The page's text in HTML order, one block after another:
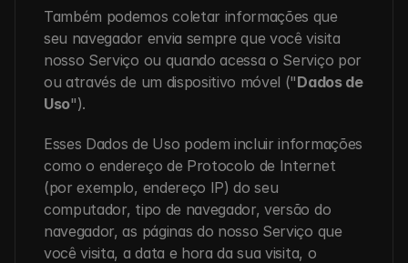
Também podemos coletar informações que
seu navegador envia sempre que você visita
nosso Serviço ou quando acessa o Serviço por
ou através de um dispositivo móvel ("Dados de
Uso").
Esses Dados de Uso podem incluir informações
como o endereço de Protocolo de Internet
(por exemplo, endereço IP) do seu
computador, tipo de navegador, versão do
navegador, as páginas do nosso Serviço que
você visita, a data e hora da sua visita, o